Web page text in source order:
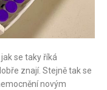
se taky říká
znají. Stejně tak se
novým